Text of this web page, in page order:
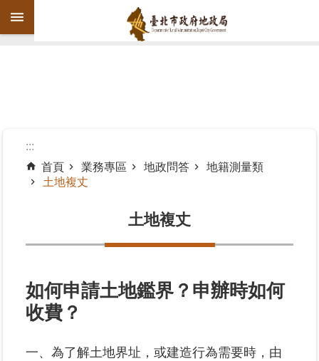
跳到主要內容區塊
機
告
資
訊
業
:::
首頁
業務專區 地政問答
地籍測量類
土地複丈
土地複丈
如何申請土地鑑界？申辦時如何
收費？
一、為了解土地界址，或建造行為需要時，由